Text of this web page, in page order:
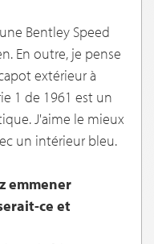
Bentley Speed
En outre, je pense
extérieur à
1 de 1961 est un
J'aime le mieux
un intérieur bleu.
emmener
ce et